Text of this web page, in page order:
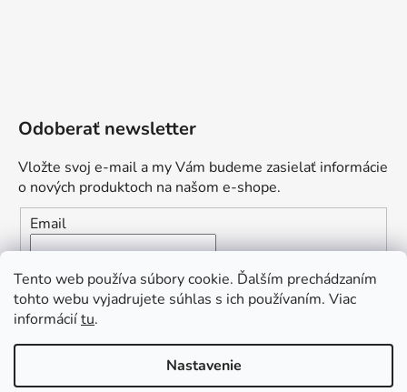
Tento web používa súbory cookie. Ďalším prechádzaním
tohto webu vyjadrujete súhlas s ich používaním. Viac
informáciítu.
Nastavenie
Odoberať newsletter
Vložte svoj e-mail a my Vám budeme zasielať informácie
o nových produktoch na našom e-shope.
Email
Vložením e-mailu súhlasíte s
podmienkami ochrany
osobných údajov
môžem pomôcť?“